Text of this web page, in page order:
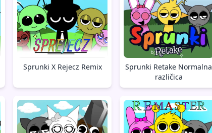
Sprunki X Rejecz Remix
Sprunki Retake Normalna
različica